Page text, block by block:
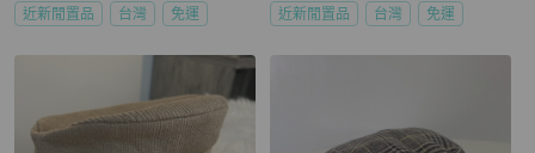
近新閒置品 台灣 免運 近新閒置品 台灣 免運